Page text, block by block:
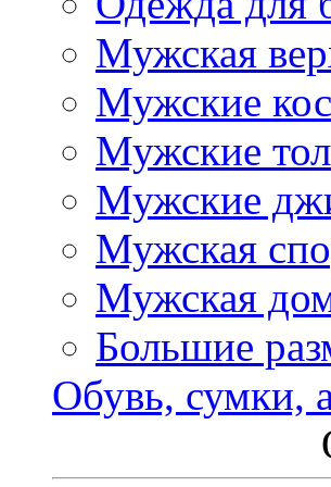
Мужская
Мужские
Мужские
Мужские
Мужская
Мужская
Большие
Обувь, сумки,